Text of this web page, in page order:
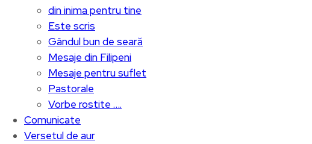
din inima pentru tine
Este scris
Gândul bun de seară
Mesaje din Filipeni
Mesaje pentru suflet
Pastorale
Vorbe rostite ….
Comunicate
Versetul de aur